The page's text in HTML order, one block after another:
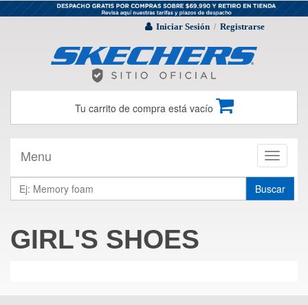
Iniciar Sesión / Registrarse
Tu carrito de compra está vacío
Toggle
Menu
Buscar
GIRL'S SHOES